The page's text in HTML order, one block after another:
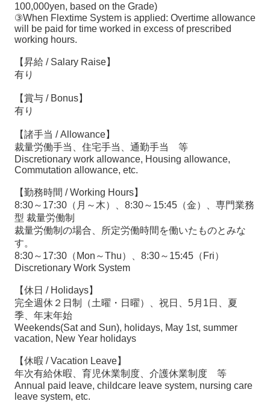
100,000yen, based on the Grade)
③When Flextime System is applied: Overtime allowance
will be paid for time worked in excess of prescribed
working hours.
【昇給 / Salary Raise】
有り
【賞与 / Bonus】
有り
【諸手当 / Allowance】
裁量労働手当、住宅手当、通勤手当 等
Discretionary work allowance, Housing allowance,
Commutation allowance, etc.
【勤務時間 / Working Hours】
8:30～17:30（月～木）、8:30～15:45（金）、専門業務
型 裁量労働制
裁量労働制の場合、所定労働時間を働いたものとみな
す。
8:30～17:30（Mon～Thu）、8:30～15:45（Fri）
Discretionary Work System
【休日 / Holidays】
完全週休２日制（土曜・日曜）、祝日、5月1日、夏
季、年末年始
Weekends(Sat and Sun), holidays, May 1st, summer
vacation, New Year holidays
【休暇 / Vacation Leave】
年次有給休暇、育児休業制度、介護休業制度 等
Annual paid leave, childcare leave system, nursing care
leave system, etc.